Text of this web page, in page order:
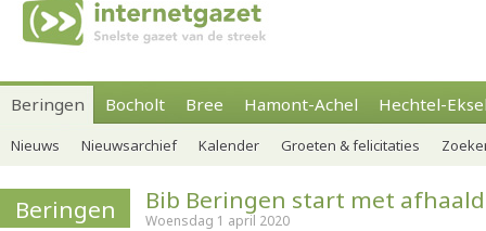
Beringen Bocholt Bree Hamont-Achel Hechtel-
Nieuws Nieuwsarchief Kalender Groeten & felicitaties
Beringen Bib Beringen start met
Woensdag 1 april 2020